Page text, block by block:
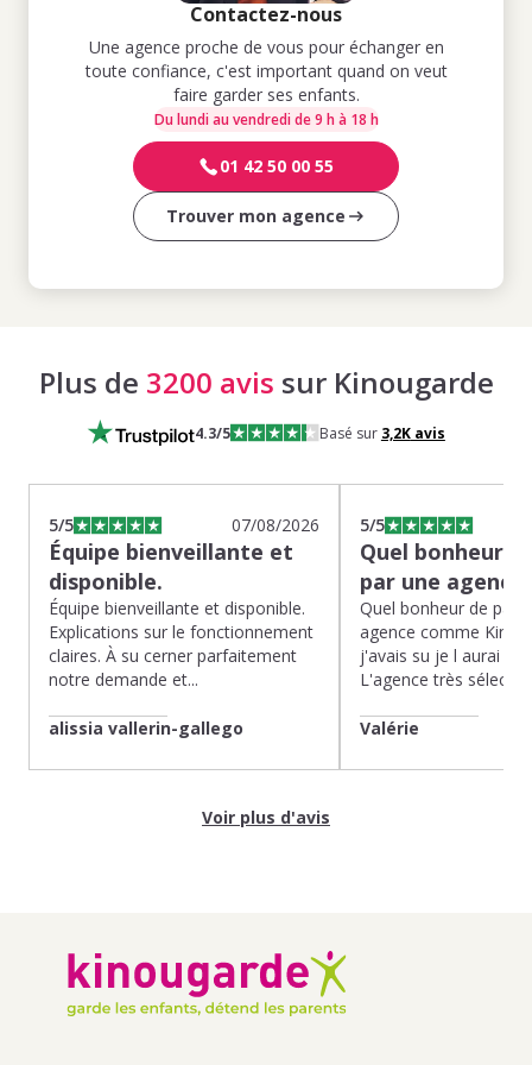
Contactez-nous
Une agence proche de vous pour échanger en
toute confiance, c'est important quand on veut
faire garder ses enfants.
Du lundi au vendredi de 9 h à 18 h
01 42 50 00 55
Trouver mon agence
Plus de 3200 avis sur Kinougarde
4.3/5 Basé sur 3,2Kavis
5/5 07/08/2026
Équipe bienveillante et
disponible.
Équipe bienveillante et disponible.
Explications sur le fonctionnement
claires. À su cerner parfaitement
notre demande et...
alissia vallerin-gallego
5/5
Quel bonheur
par une
Quel bonheur de
agence comme
j'avais su je l aurai
L'agence très
Valérie
Voir plus d'avis